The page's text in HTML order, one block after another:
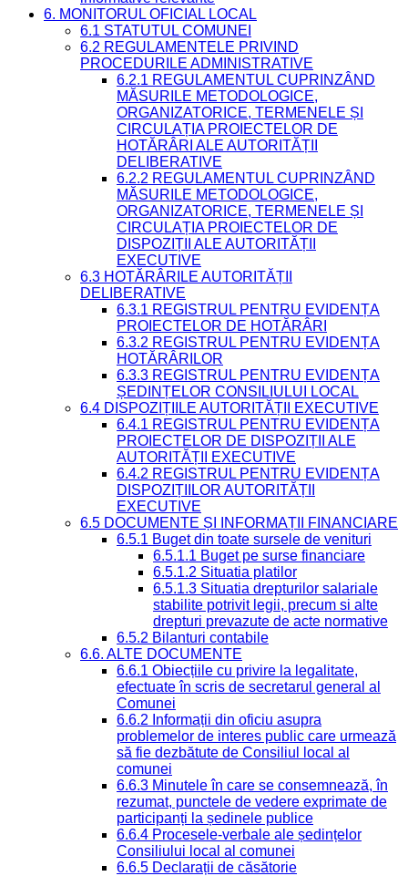
6. MONITORUL OFICIAL LOCAL
6.1 STATUTUL COMUNEI
6.2 REGULAMENTELE PRIVIND
PROCEDURILE ADMINISTRATIVE
6.2.1 REGULAMENTUL CUPRINZÂND
MĂSURILE METODOLOGICE,
ORGANIZATORICE, TERMENELE ȘI
CIRCULAȚIA PROIECTELOR DE
HOTĂRÂRI ALE AUTORITĂȚII
DELIBERATIVE
6.2.2 REGULAMENTUL CUPRINZÂND
MĂSURILE METODOLOGICE,
ORGANIZATORICE, TERMENELE ȘI
CIRCULAȚIA PROIECTELOR DE
DISPOZIȚII ALE AUTORITĂȚII
EXECUTIVE
6.3 HOTĂRÂRILE AUTORITĂȚII
DELIBERATIVE
6.3.1 REGISTRUL PENTRU EVIDENȚA
PROIECTELOR DE HOTĂRÂRI
6.3.2 REGISTRUL PENTRU EVIDENȚA
HOTĂRÂRILOR
6.3.3 REGISTRUL PENTRU EVIDENȚA
ȘEDINȚELOR CONSILIULUI LOCAL
6.4 DISPOZIȚIILE AUTORITĂȚII EXECUTIVE
6.4.1 REGISTRUL PENTRU EVIDENȚA
PROIECTELOR DE DISPOZIȚII ALE
AUTORITĂȚII EXECUTIVE
6.4.2 REGISTRUL PENTRU EVIDENȚA
DISPOZIȚIILOR AUTORITĂȚII
EXECUTIVE
6.5 DOCUMENTE ȘI INFORMAȚII FINANCIARE
6.5.1 Buget din toate sursele de venituri
6.5.1.1 Buget pe surse financiare
6.5.1.2 Situatia platilor
6.5.1.3 Situatia drepturilor salariale
stabilite potrivit legii, precum si alte
drepturi prevazute de acte normative
6.5.2 Bilanturi contabile
6.6. ALTE DOCUMENTE
6.6.1 Obiecțiile cu privire la legalitate,
efectuate în scris de secretarul general al
Comunei
6.6.2 Informații din oficiu asupra
problemelor de interes public care urmează
să fie dezbătute de Consiliul local al
comunei
6.6.3 Minutele în care se consemnează, în
rezumat, punctele de vedere exprimate de
participanți la ședinele publice
6.6.4 Procesele-verbale ale ședințelor
Consiliului local al comunei
6.6.5 Declarații de căsătorie